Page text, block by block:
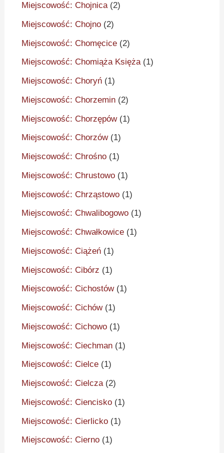
Miejscowość: Chojnica(2)
Miejscowość: Chojno (2)
Miejscowość: Chomęcice (2)
Miejscowość: Chomiąża Księża(1)
Miejscowość: Choryń (1)
Miejscowość: Chorzemin (2)
Miejscowość: Chorzępów(1)
Miejscowość: Chorzów(1)
Miejscowość: Chrośno (1)
Miejscowość: Chrustowo (1)
Miejscowość: Chrząstowo (1)
Miejscowość: Chwalibogowo (1)
Miejscowość: Chwałkowice (1)
Miejscowość: Ciążeń (1)
Miejscowość: Cibórz (1)
Miejscowość: Cichostów(1)
Miejscowość: Cichów(1)
Miejscowość: Cichowo (1)
Miejscowość: Ciechman (1)
Miejscowość: Cielce (1)
Miejscowość: Cielcza(2)
Miejscowość: Ciencisko (1)
Miejscowość: Cierlicko (1)
Miejscowość: Cierno (1)